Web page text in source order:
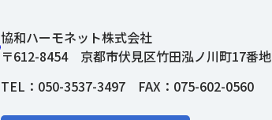
協和ハーモネット株式会社
〒612-8454 京都市伏見区竹田泓ノ川町17番地
TEL： 050-3537-3497 FAX：075-602-0560